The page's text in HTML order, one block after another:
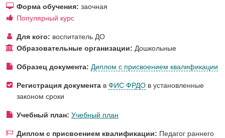
Форма обучения: заочная
Популярный курс
Для кого: воспитатель ДО
Образовательные организации: Дошкольные
Образец документа: Диплом с присвоением квалификации
Регистрация документа в ФИС ФРДО в установленные
законом сроки
Учебный план: Учебный план
Диплом с присвоением квалификации: Педагог раннего